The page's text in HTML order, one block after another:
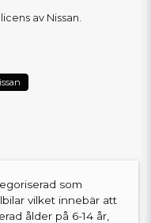
av Nissan.
som
vilket innebär att
ålder på 6-14 år,